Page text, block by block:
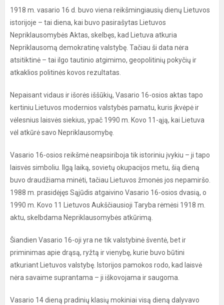
1918 m. vasario 16 d. buvo viena reikšmingiausių dienų Lietuvos
istorijoje – tai diena, kai buvo pasirašytas Lietuvos
Nepriklausomybės Aktas, skelbęs, kad Lietuva atkuria
Nepriklausomą demokratinę valstybę. Tačiau ši data nėra
atsitiktinė – tai ilgo tautinio atgimimo, geopolitinių pokyčių ir
atkaklios politinės kovos rezultatas.
Nepaisant vidaus ir išorės iššūkių, Vasario 16-osios aktas tapo
kertiniu Lietuvos modernios valstybės pamatu, kuris įkvėpė ir
vėlesnius laisvės siekius, ypač 1990 m. Kovo 11-ąją, kai Lietuva
vėl atkūrė savo Nepriklausomybę.
Vasario 16-osios reikšmė neapsiriboja tik istoriniu įvykiu – ji tapo
laisvės simboliu. Ilgą laiką, sovietų okupacijos metu, šią dieną
buvo draudžiama minėti, tačiau Lietuvos žmonės jos nepamiršo.
1988 m. prasidėjęs Sąjūdis atgaivino Vasario 16-osios dvasią, o
1990 m. Kovo 11 Lietuvos Aukščiausioji Taryba rėmėsi 1918 m.
aktu, skelbdama Nepriklausomybės atkūrimą.
Šiandien Vasario 16-oji yra ne tik valstybinė šventė, bet ir
priminimas apie drąsą, ryžtą ir vienybę, kurie buvo būtini
atkuriant Lietuvos valstybę. Istorijos pamokos rodo, kad laisvė
nėra savaime suprantama – ji iškovojama ir saugoma.
Vasario 14 dieną pradinių klasių mokiniai visą dieną dalyvavo